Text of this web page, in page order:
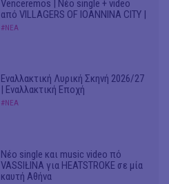
Venceremos | Νέο single + video
από VILLAGERS OF IOANNINA CITY |
#ΝΕΑ
Εναλλακτική Λυρική Σκηνή 2026/27
| Εναλλακτική Εποχή
#ΝΕΑ
Νέο single και music video πό
VASSIŁINA για HEATSTROKE σε μία
καυτή Αθήνα